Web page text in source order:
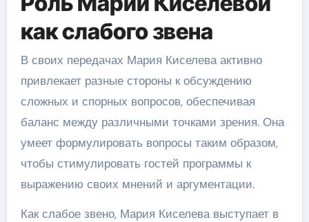
как слабого звена
В своих передачах Мария Киселева активно
привлекает разные стороны к обсуждению
сложных и спорных вопросов, обеспечивая
баланс между различными точками зрения. Она
умеет формулировать вопросы таким образом,
чтобы стимулировать гостей программы к
выражению своих мнений и аргументации.
Как слабое звено, Мария Киселева выступает в